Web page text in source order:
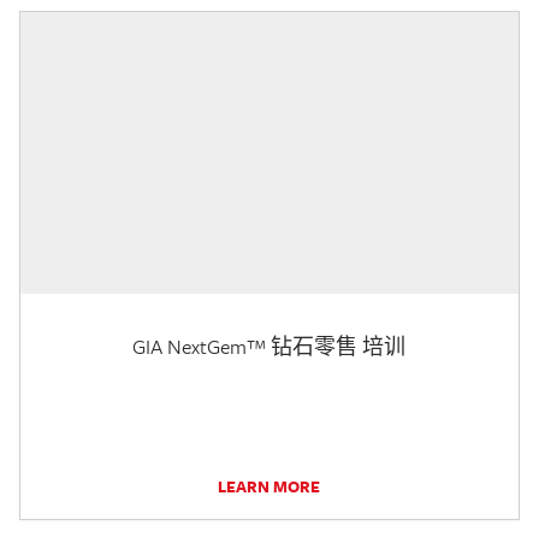
GIA NextGem™ 钻石零售 培训
LEARN MORE